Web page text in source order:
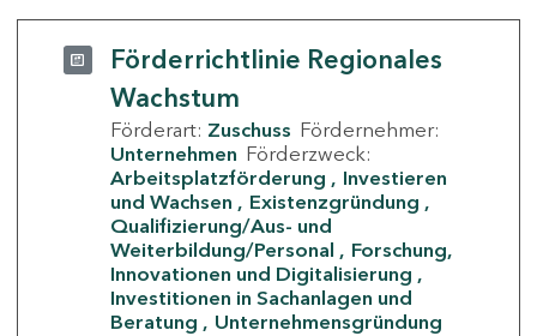
Förderrichtlinie Regionales
Wachstum
Förderart: Zuschuss Fördernehmer:
Unternehmen Förderzweck:
Arbeitsplatzförderung
Investieren
und Wachsen
Existenzgründung
Qualifizierung/Aus- und
Weiterbildung/Personal
Forschung,
Innovationen und Digitalisierung
Investitionen in Sachanlagen und
Beratung
Unternehmensgründung